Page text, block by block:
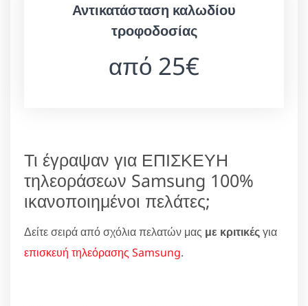
Αντικατάσταση καλωδίου
τροφοδοσίας
από 25€
Τι έγραψαν για ΕΠΙΣΚΕΥΗ
τηλεοράσεων Samsung 100%
ικανοποιημένοι πελάτες;
Δείτε σειρά από σχόλια πελατών μας με κριτικέςγια
επισκευή τηλεόρασης Samsung.